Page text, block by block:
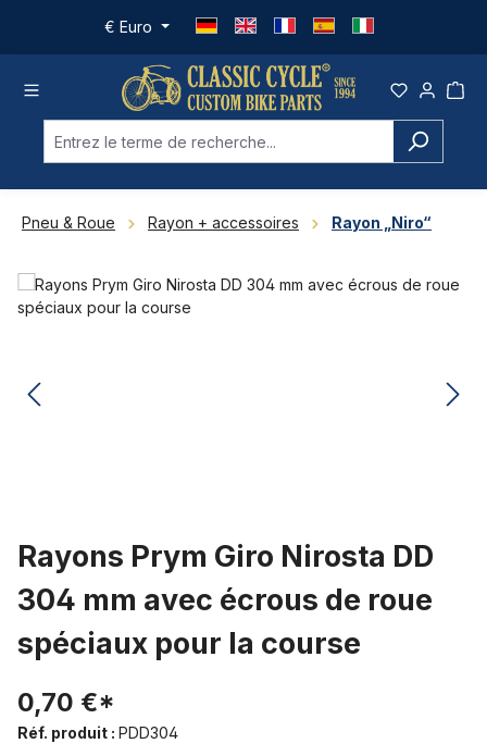
Passer au contenu principal
€ Euro
Pneu & Roue Rayon + accessoires Rayon „Niro“
Ignorer la galerie d'images
Rayons Prym Giro Nirosta DD
304 mm avec écrous de roue
spéciaux pour la course
0,70 €*
Réf. produit : PDD304